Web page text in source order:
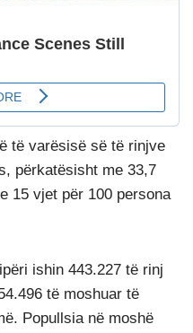
të varësisë së të rinjve
përkatësisht me 33,7
15 vjet për 100 persona
ishin 443.227 të rinj
të moshuar të
Popullsia në moshë